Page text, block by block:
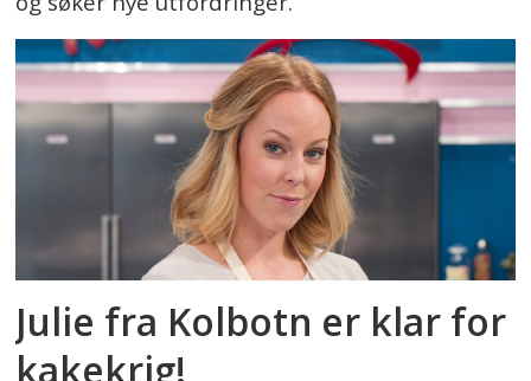
Julie fra Kolbotn er klar for
kakekrig!